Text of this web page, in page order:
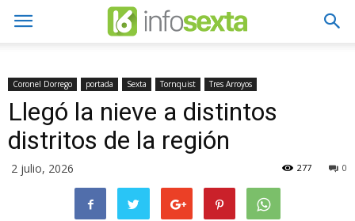
Coronel Dorrego portada Sexta Tornquist Tres Arroyos
Llegó la nieve a distintos
distritos de la región
2 julio, 2026 0
277